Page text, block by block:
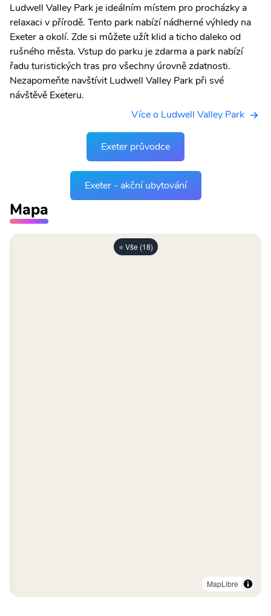
Ludwell Valley Park je ideálním místem pro procházky a
relaxaci v přírodě. Tento park nabízí nádherné výhledy na
Exeter a okolí. Zde si můžete užít klid a ticho daleko od
rušného města. Vstup do parku je zdarma a park nabízí
řadu turistických tras pro všechny úrovně zdatnosti.
Nezapomeňte navštívit Ludwell Valley Park při své
návštěvě Exeteru.
Více o Ludwell Valley Park
Exeter průvodce
Exeter - akční ubytování
Mapa
⭐ Vše (18)
MapLibre